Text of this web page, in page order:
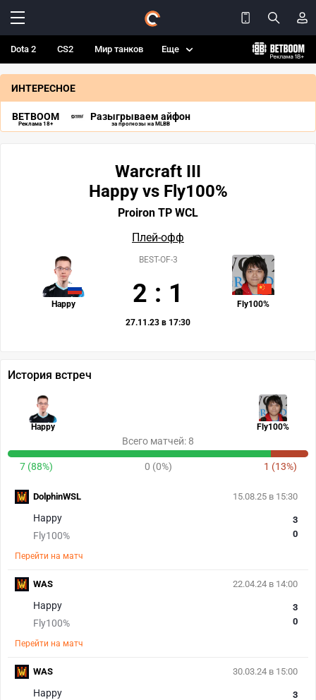
Dota 2 CS2 Мир танков Еще
ИНТЕРЕСНОЕ
BETBOOM
Реклама 18+
Разыгрываем айфон
за прогнозы на MLBB
Warcraft III
Happy vs Fly100%
Proiron TP WCL
Плей-офф
Happy Fly100%
BEST-OF-3
2 : 1
27.11.23 в 17:30
История встреч
Happy Fly100%
Всего матчей: 8
7 (88%) 0 (0%) 1 (13%)
15.08.25 в 15:30
Happy
Fly100%
3
0
Перейти на матч
DolphinWSL
22.04.24 в 14:00
Happy
Fly100%
3
0
Перейти на матч
WAS
30.03.24 в 15:00
Happy
3
WAS